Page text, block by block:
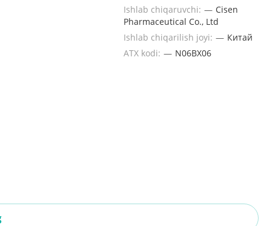
Ishlab chiqaruvchi: — Cisen
Pharmaceutical Co., Ltd
Ishlab chiqarilish joyi: — Китай
ATX kodi: — N06BX06